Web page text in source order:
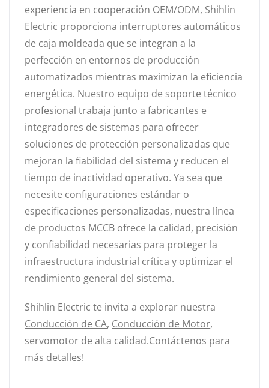
experiencia en cooperación OEM/ODM, Shihlin
Electric proporciona interruptores automáticos
de caja moldeada que se integran a la
perfección en entornos de producción
automatizados mientras maximizan la eficiencia
energética. Nuestro equipo de soporte técnico
profesional trabaja junto a fabricantes e
integradores de sistemas para ofrecer
soluciones de protección personalizadas que
mejoran la fiabilidad del sistema y reducen el
tiempo de inactividad operativo. Ya sea que
necesite configuraciones estándar o
especificaciones personalizadas, nuestra línea
de productos MCCB ofrece la calidad, precisión
y confiabilidad necesarias para proteger la
infraestructura industrial crítica y optimizar el
rendimiento general del sistema.
Shihlin Electric te invita a explorar nuestra
Conducción de CA, Conducción de Motor,
servomotor de alta calidad.Contáctenos para
más detalles!